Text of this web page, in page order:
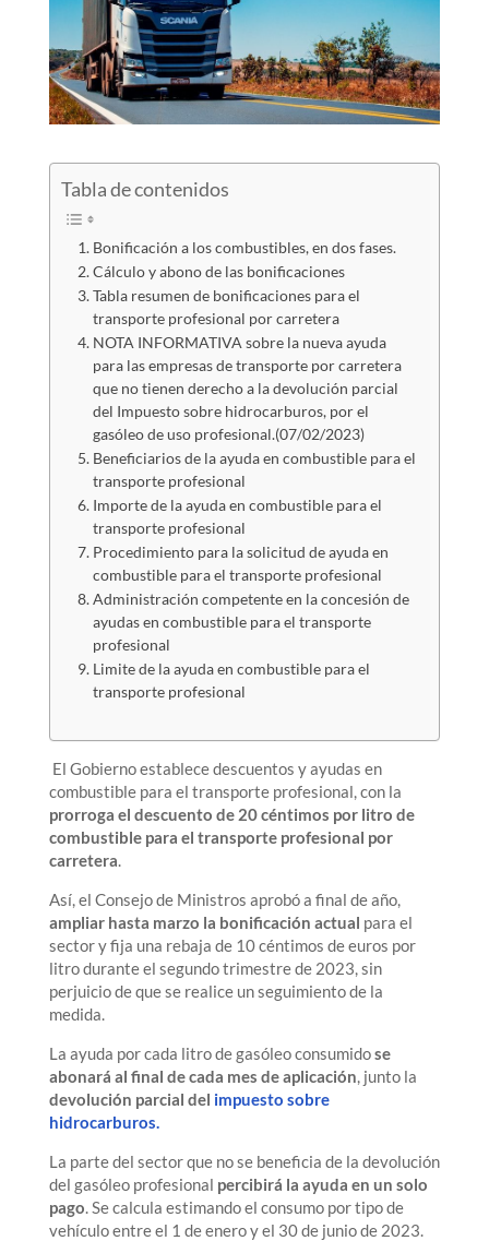
Tabla de contenidos
Bonificación a los combustibles, en dos fases.
Cálculo y abono de las bonificaciones
Tabla resumen de bonificaciones para el
transporte profesional por carretera
NOTA INFORMATIVA sobre la nueva ayuda
para las empresas de transporte por carretera
que no tienen derecho a la devolución parcial
del Impuesto sobre hidrocarburos, por el
gasóleo de uso profesional.(07/02/2023)
Beneficiarios de la ayuda en combustible para el
transporte profesional
Importe de la ayuda en combustible para el
transporte profesional
Procedimiento para la solicitud de ayuda en
combustible para el transporte profesional
Administración competente en la concesión de
ayudas en combustible para el transporte
profesional
Limite de la ayuda en combustible para el
transporte profesional
El Gobierno establece descuentos y ayudas en
combustible para el transporte profesional, con la
prorroga el descuento de 20 céntimos por litro de
combustible para el transporte profesional por
carretera.
Así, el Consejo de Ministros aprobó a final de año,
ampliar hasta marzo la bonificación actual para el
sector y fija una rebaja de 10 céntimos de euros por
litro durante el segundo trimestre de 2023, sin
perjuicio de que se realice un seguimiento de la
medida.
La ayuda por cada litro de gasóleo consumidose
abonará al final de cada mes de aplicación, junto la
devolución parcial del impuesto sobre
hidrocarburos.
La parte del sector que no se beneficia de la devolución
del gasóleo profesional percibirá la ayuda en un solo
pago. Se calcula estimando el consumo por tipo de
vehículo entre el 1 de enero y el 30 de junio de 2023.